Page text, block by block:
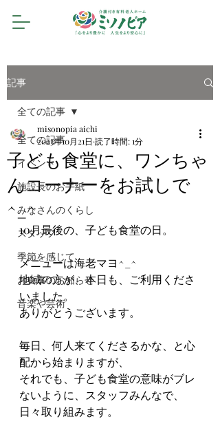
記事
全ての記事
イベント
施設長のお手紙
みなさんのくらし
スタッフ
季節を感じて
お食事のお知らせ
音楽や芸術
全ての記事
子ども食堂に、ワンちゃ
んコーナーをお試しで
^_^
misonopia aichi
2023年10月21日 読了時間: 1分
10月最後の、子ども食堂の日。
メニューは海老マヨ^_^
地域の方が、本日も、ご利用くださ
いました。
ありがとうございます。
毎日、何人来てくださるかな、と心
配から始まりますが、
それでも、子ども食堂の意味がブレ
ないように、スタッフみんなで、
日々取り組みます。